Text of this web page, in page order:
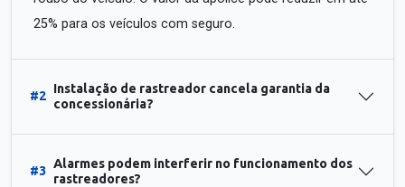
25% para os veículos com seguro.
#2
Instalação de rastreador cancela garantia da
concessionária?
#3
Alarmes podem interferir no funcionamento dos
rastreadores?